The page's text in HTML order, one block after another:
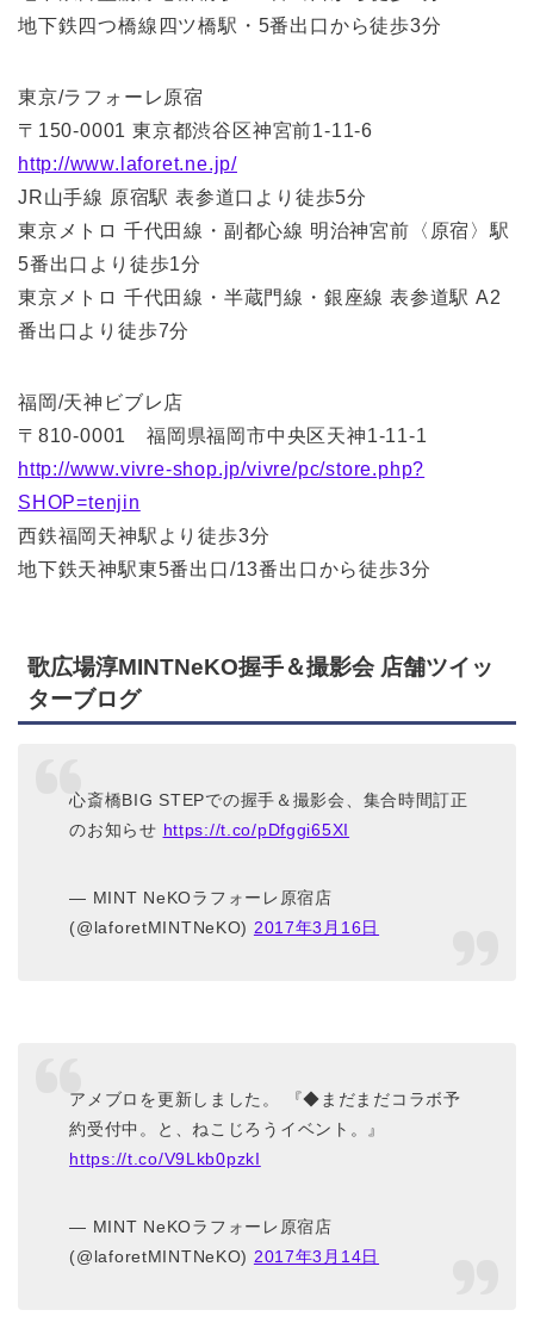
地下鉄四つ橋線四ツ橋駅・5番出口から徒歩3分
東京/ラフォーレ原宿
〒150-0001 東京都渋谷区神宮前1-11-6
http://www.laforet.ne.jp/
JR山手線 原宿駅 表参道口より徒歩5分
東京メトロ 千代田線・副都心線 明治神宮前〈原宿〉駅
5番出口より徒歩1分
東京メトロ 千代田線・半蔵門線・銀座線 表参道駅 A2
番出口より徒歩7分
福岡/天神ビブレ店
〒810-0001 福岡県福岡市中央区天神1-11-1
http://www.vivre-shop.jp/vivre/pc/store.php?
SHOP=tenjin
西鉄福岡天神駅より徒歩3分
地下鉄天神駅東5番出口/13番出口から徒歩3分
歌広場淳MINTNeKO握手＆撮影会 店舗ツイッ
ターブログ
心斎橋BIG STEPでの握手＆撮影会、集合時間訂正
のお知らせ https://t.co/pDfggi65XI
— MINT NeKOラフォーレ原宿店
(@laforetMINTNeKO) 2017年3月16日
アメブロを更新しました。 『◆まだまだコラボ予
約受付中。と、ねこじろうイベント。』
https://t.co/V9Lkb0pzkI
— MINT NeKOラフォーレ原宿店
(@laforetMINTNeKO) 2017年3月14日